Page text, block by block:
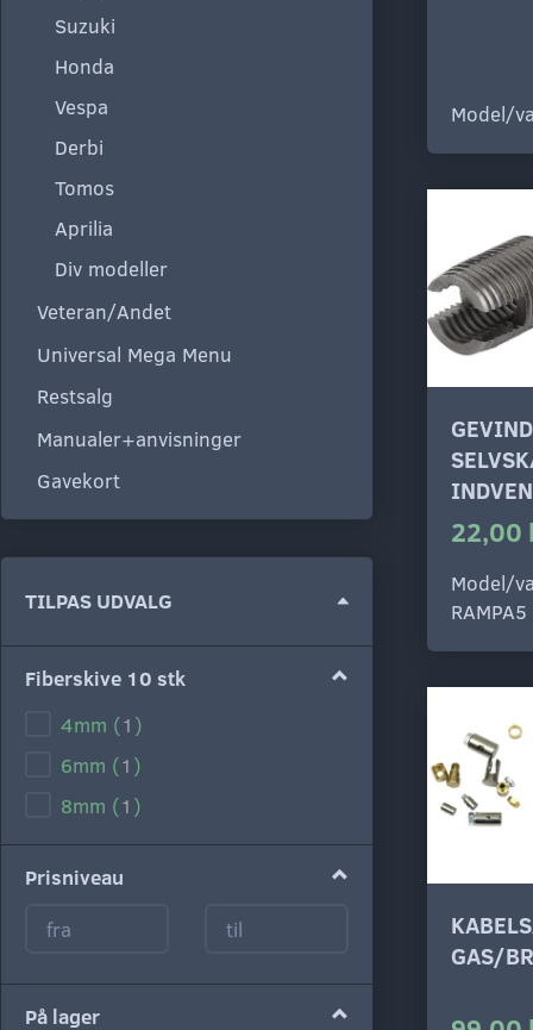
Suzuki
Honda
Vespa
Derbi
Tomos
Aprilia
Div modeller
Veteran/Andet
Universal Mega Menu
Restsalg
Manualer+anvisninger
Gavekort
TILPAS UDVALG
Fiberskive 10 stk
4mm (1 )
6mm (1 )
8mm (1 )
Prisniveau
På lager
Model/
22,00
Model/
RAMPA5